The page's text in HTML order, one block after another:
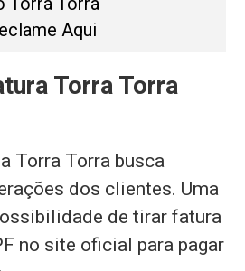
Aqui
Torra Torra
Torra Torra busca
dos clientes. Uma
de tirar fatura
no site oficial para pagar